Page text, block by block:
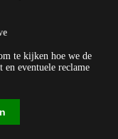
te kijken hoe we de
en eventuele reclame